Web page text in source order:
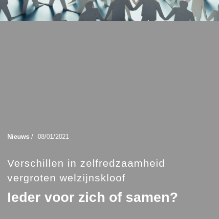
Nieuws / 08/01/2021
Verschillen in zelfredzaamheid
vergroten welzijnskloof
Ieder voor zich of samen?